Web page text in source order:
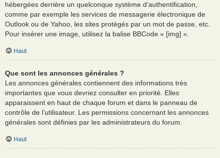
hébergées derrière un quelconque système d’authentification,
comme par exemple les services de messagerie électronique de
Outlook ou de Yahoo, les sites protégés par un mot de passe, etc.
Pour insérer une image, utilisez la balise BBCode « [img] ».
Haut
Que sont les annonces générales ?
Les annonces générales contiennent des informations très
importantes que vous devriez consulter en priorité. Elles
apparaissent en haut de chaque forum et dans le panneau de
contrôle de l’utilisateur. Les permissions concernant les annonces
générales sont définies par les administrateurs du forum.
Haut